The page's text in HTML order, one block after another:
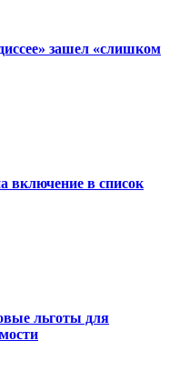
зашел «слишком
включение в список
льготы для